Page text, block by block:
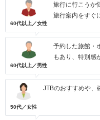
60代以上／女性
旅行に行こうか
旅行案内をすぐ
60代以上／男性
予約した旅館・
もあり、特別感
50代／女性
JTBのおすすめや、